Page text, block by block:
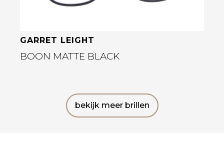
GARRET LEIGHT
BOON MATTE BLACK
bekijk meer brillen